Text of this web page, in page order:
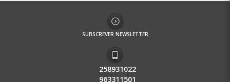
SUBSCREVER NEWSLETTER
258931022
963311501